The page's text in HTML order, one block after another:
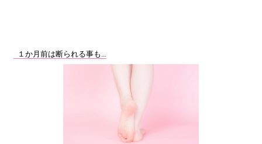
１か月前は断られる事も…